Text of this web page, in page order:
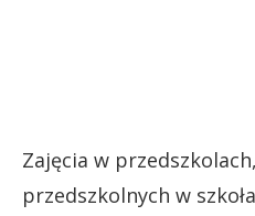
Zajęcia w
przedszkolnych w